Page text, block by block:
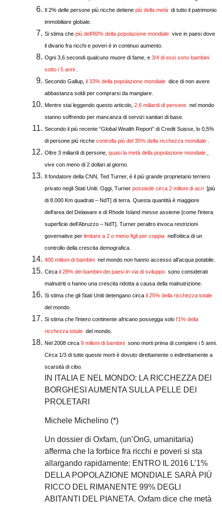
Il 2% delle persone più ricche detiene più della metà di tutto il patrimonio
immobiliare globale.
Si stima che più dell’80% della popolazione mondiale vive in paesi dove
il divario fra ricchi e poveri è in continuo aumento.
Ogni 3,6 secondi qualcuno muore di fame, e 3/4 di essi sono bambini
sotto i 5 anni
Secondo Gallup, il 33% della popolazione mondiale dice di non avere
abbastanza soldi per comprarsi da mangiare.
Mentre stai leggendo questo articolo, 2,6 miliardi di persone nel mondo
stanno soffrendo per mancanza di servizi sanitari di base
Secondo il più recente “Global Wealth Report” di Credit Suisse, lo 0,5%
di persone più ricche controlla più del 35% della ricchezza mondiale
Oltre 3 miliardi di persone quasi la metà della popolazione mondiale
vive con meno di 2 dollari al giorno.
Il fondatore della CNN, Ted Turner, è il più grande proprietario terriero
privato negli Stati Uniti. Oggi, Turner possiede circa 2 milioni di acri [più
di 8.000 Km quadrati – NdT] di terra. Questa quantità è maggiore
dell’area del Delaware e di Rhode Island messe assieme [come l’intera
superficie dell’Abruzzo – NdT]. Turner peraltro invoca restrizioni
governative per limitare a 2 o meno figli per coppia nell’ottica di un
controllo della crescita demografica.
400 milioni di bambini nel mondo non hanno accesso all’acqua potabile.
Circa il 28% dei bambini dei paesi in via di sviluppo sono considerati
malnutriti o hanno una crescita ridotta a causa della malnutrizione.
Si stima che gli Stati Uniti detengano circa il 25% della ricchezza totale
del mondo.
Si stima che l’intero continente africano possegga solo l’1% della
ricchezza totale del mondo.
Nel 2008 circa 9 milioni di bambini sono morti prima di compiere i 5 anni.
Circa 1/3 di tutte queste morti è dovuto direttamente o indirettamente a
scarsità di cibo.
IN ITALIA E NEL MONDO: LA RICCHEZZA DEI
BORGHESI AUMENTA SULLA PELLE DEI
PROLETARI
Michele Michelino (*)
Un dossier di Oxfam, (un’OnG, umanitaria)
afferma che la forbice fra ricchi e poveri si sta
allargando rapidamente: ENTRO IL 2016 L’1%
DELLA POPOLAZIONE MONDIALE SARÀ PIÙ
RICCO DEL RIMANENTE 99% DEGLI
ABITANTI DEL PIANETA. Oxfam dice che metà